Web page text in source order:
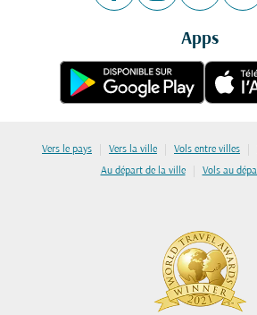
Apps
Vers le pays | Vers la ville | Vols entre villes |
Au départ de la ville | Vols au